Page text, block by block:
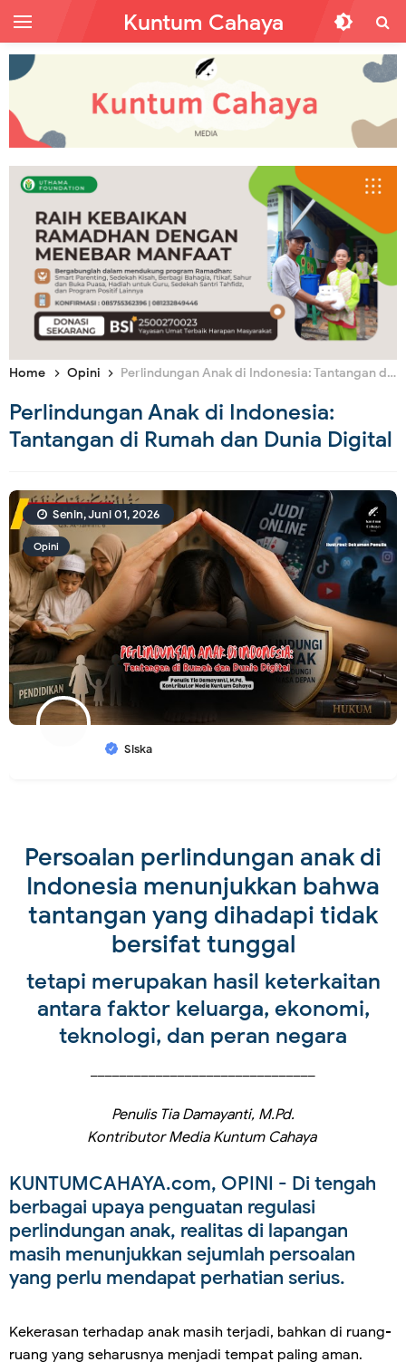
Kuntum Cahaya
Home Opini Perlindungan Anak di Indonesia: Tantangan di Rumah dan Dunia Digital
Perlindungan Anak di Indonesia:
Tantangan di Rumah dan Dunia Digital
Opini
Siska
Senin, Juni 01, 2026
Persoalan perlindungan anak di
Indonesia menunjukkan bahwa
tantangan yang dihadapi tidak
bersifat tunggal
tetapi merupakan hasil keterkaitan
antara faktor keluarga, ekonomi,
teknologi, dan peran negara
Penulis Tia Damayanti, M.Pd.
Kontributor Media Kuntum Cahaya
KUNTUMCAHAYA.com, OPINI - Di tengah
berbagai upaya penguatan regulasi
perlindungan anak, realitas di lapangan
masih menunjukkan sejumlah persoalan
yang perlu mendapat perhatian serius.
Kekerasan terhadap anak masih terjadi, bahkan di ruang-
ruang yang seharusnya menjadi tempat paling aman.